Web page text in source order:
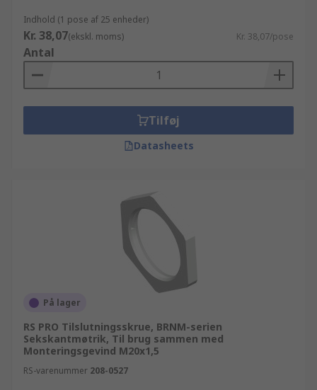
Indhold (1 pose af 25 enheder)
Kr. 38,07(ekskl. moms) Kr. 38,07/pose
Antal
Tilføj
Datasheets
På lager
RS PRO Tilslutningsskrue, BRNM-serien
Sekskantmøtrik, Til brug sammen med
Monteringsgevind M20x1,5
RS-varenummer 208-0527